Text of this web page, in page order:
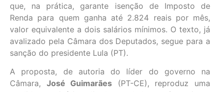
que, na prática, garante isenção de Imposto de
Renda para quem ganha até 2.824 reais por mês,
valor equivalente a dois salários mínimos. O texto, já
avalizado pela Câmara dos Deputados, segue para a
sanção do presidente Lula (PT).
A proposta, de autoria do líder do governo na
Câmara, José Guimarães (PT-CE), reproduz uma